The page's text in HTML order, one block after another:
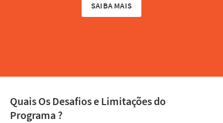
SAIBA MAIS
Quais Os Desafios e Limitações do
Programa ?